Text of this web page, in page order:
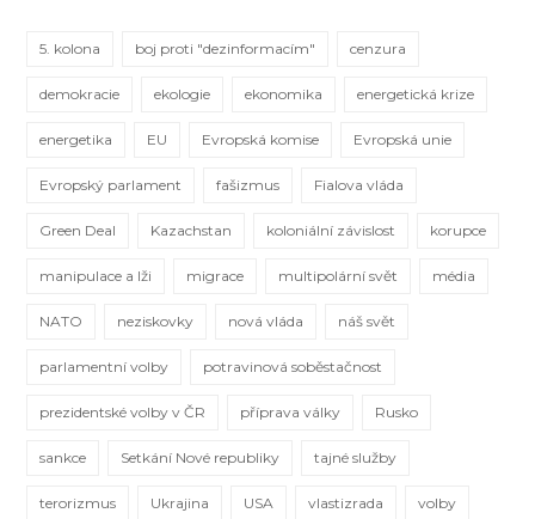
5. kolona boj proti "dezinformacím" cenzura
demokracie ekologie ekonomika energetická krize
energetika EU Evropská komise Evropská unie
Evropský parlament fašizmus Fialova vláda
Green Deal Kazachstan koloniální závislost korupce
manipulace a lži migrace multipolární svět média
NATO neziskovky nová vláda náš svět
parlamentní volby potravinová soběstačnost
prezidentské volby v ČR příprava války Rusko
sankce Setkání Nové republiky tajné služby
terorizmus Ukrajina USA vlastizrada volby